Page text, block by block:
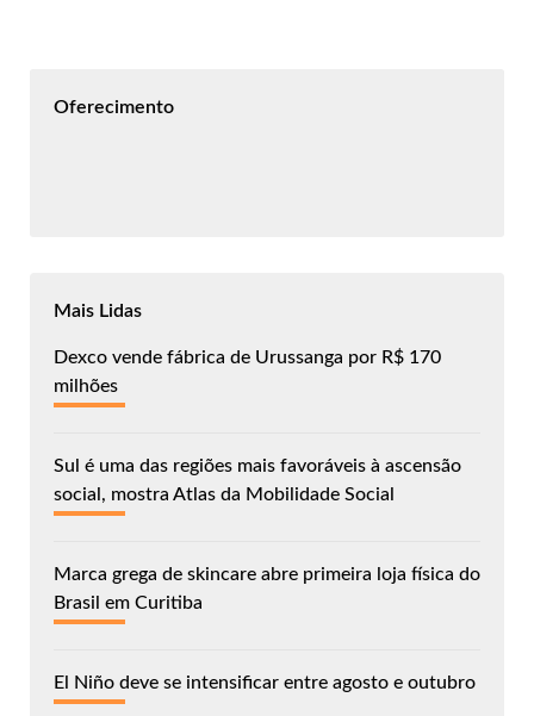
Oferecimento
Mais Lidas
Dexco vende fábrica de Urussanga por R$ 170
milhões
Sul é uma das regiões mais favoráveis à ascensão
social, mostra Atlas da Mobilidade Social
Marca grega de skincare abre primeira loja física do
Brasil em Curitiba
El Niño deve se intensificar entre agosto e outubro